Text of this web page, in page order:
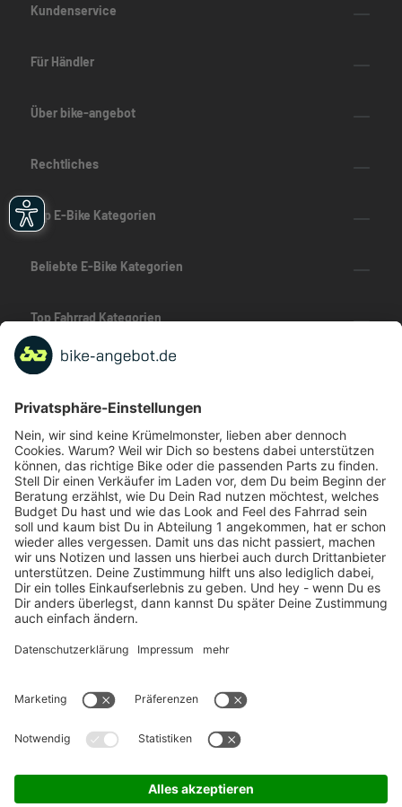
Kundenservice
Für Händler
Über bike-angebot
Rechtliches
Top E-Bike Kategorien
Beliebte E-Bike Kategorien
Top Fahrrad Kategorien
Beliebte Fahrrad-Kategorien
Marken-Highlights
TOP-Marken
ZAHLUNGSARTEN / RATENKAUF
FÜR ARBEITGEBER & ARBEITNEHMER